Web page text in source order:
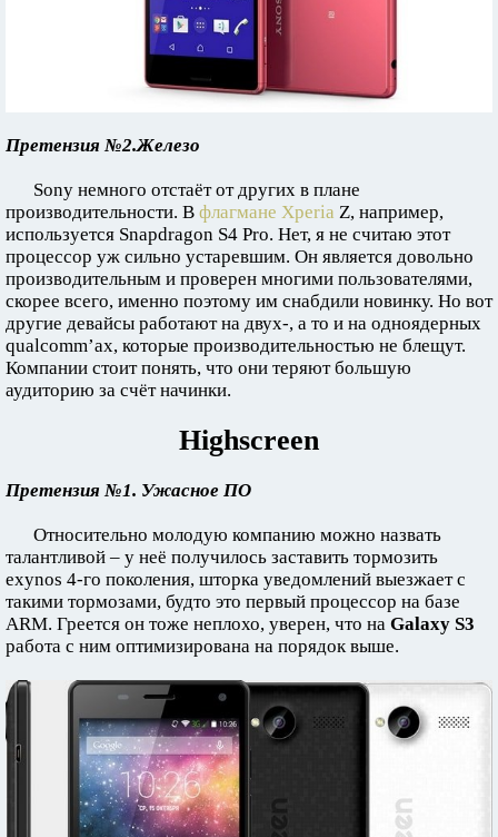
Претензия №2.Железо
Sony немного отстаёт от других в плане
производительности. В флагмане Xperia Z, например,
используется Snapdragon S4 Pro. Нет, я не считаю этот
процессор уж сильно устаревшим. Он является довольно
производительным и проверен многими пользователями,
скорее всего, именно поэтому им снабдили новинку. Но вот
другие девайсы работают на двух-, а то и на одноядерных
qualcomm’ах, которые производительностью не блещут.
Компании стоит понять, что они теряют большую
аудиторию за счёт начинки.
Highscreen
Претензия №1. Ужасное ПО
Относительно молодую компанию можно назвать
талантливой – у неё получилось заставить тормозить
exynos 4-го поколения, шторка уведомлений выезжает с
такими тормозами, будто это первый процессор на базе
ARM. Греется он тоже неплохо, уверен, что на Galaxy S3
работа с ним оптимизирована на порядок выше.